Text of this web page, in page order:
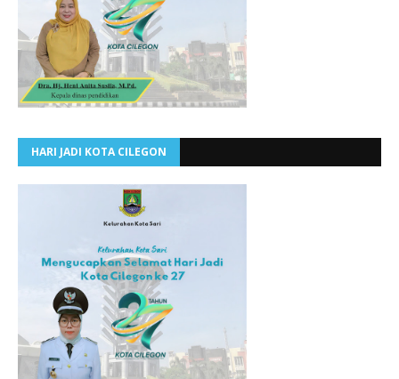
HARI JADI KOTA CILEGON